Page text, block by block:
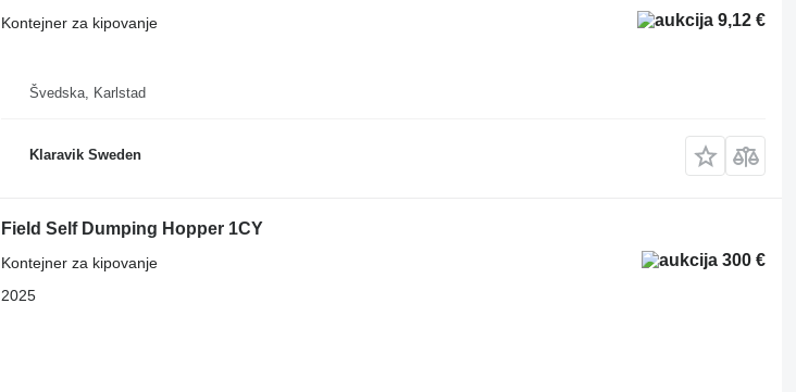
9,12 €
Kontejner za kipovanje
Švedska, Karlstad
Klaravik Sweden
Field Self Dumping Hopper 1CY
300 €
Kontejner za kipovanje
2025